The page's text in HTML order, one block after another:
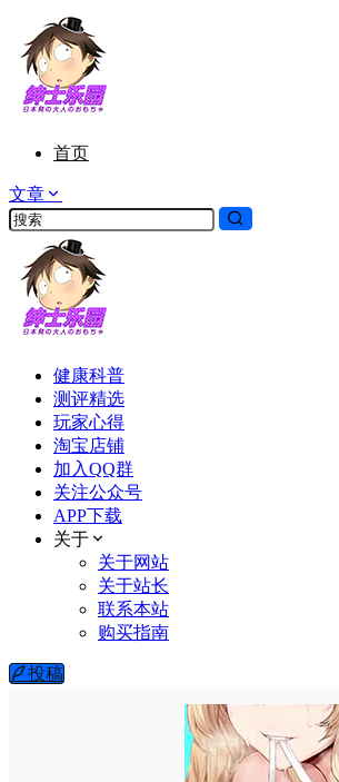
首页
文章
健康科普
测评精选
玩家心得
淘宝店铺
加入QQ群
关注公众号
APP下载
关于
关于网站
关于站长
联系本站
购买指南
投稿